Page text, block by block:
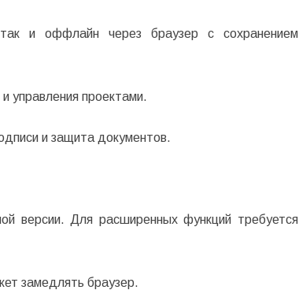
и оффлайн через браузер с сохранением
управления проектами.
и защита документов.
версии. Для расширенных функций требуется
замедлять браузер.